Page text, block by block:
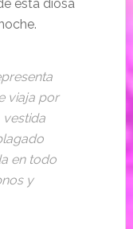
esta diosa
viaja por
vestida
en todo
y